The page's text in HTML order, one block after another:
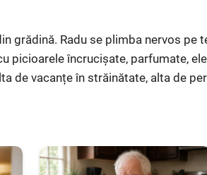
grădină. Radu se plimba nervos pe
picioarele încrucișate, parfumate,
de vacanțe în străinătate, alta de